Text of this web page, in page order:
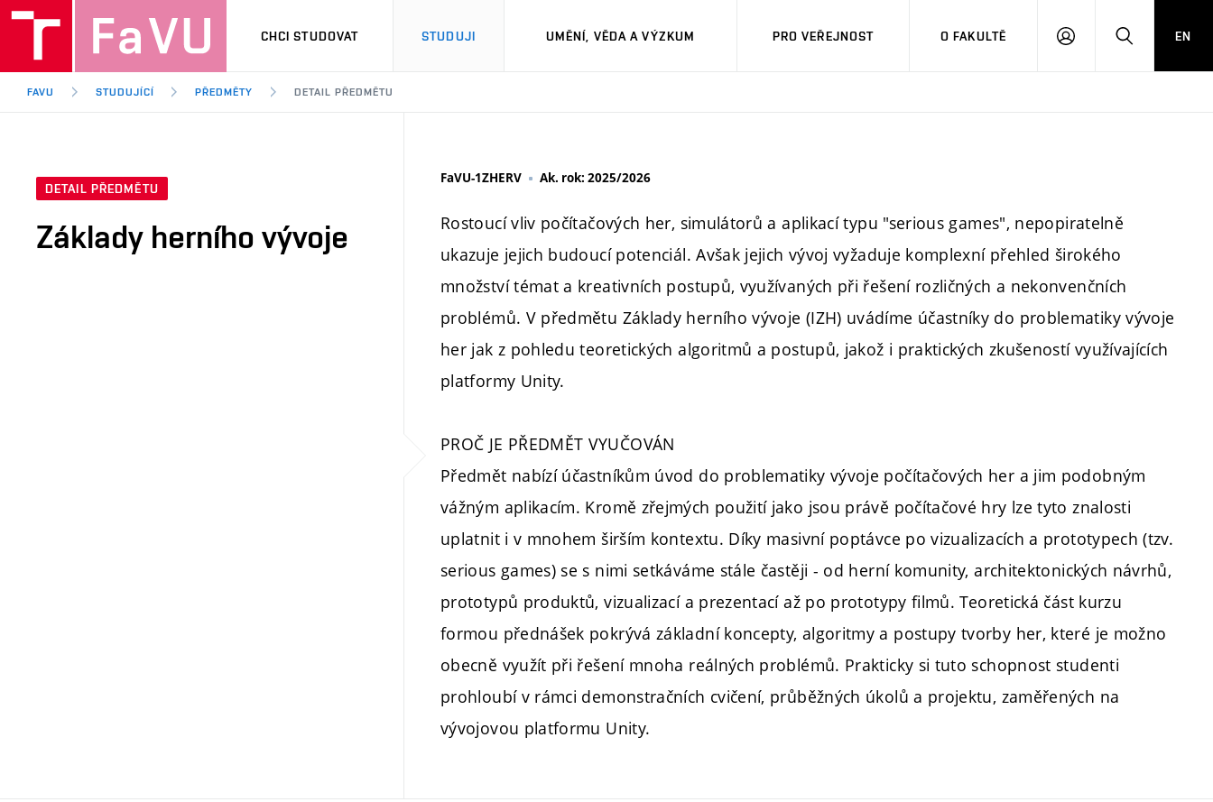
CHCI STUDOVAT STUDUJI UMĚNÍ, VĚDA A VÝZKUM PRO VEŘEJNOST O FAKULTĚ
PŘIHLÁSITHLEDAT
EN
FAVU STUDUJÍCÍ PŘEDMĚTY DETAIL PŘEDMĚTU
DETAIL PŘEDMĚTU
Základy herního vývoje
FaVU-1ZHERV Ak. rok: 2025/2026
Rostoucí vliv počítačových her, simulátorů a aplikací typu "serious games", nepopiratelně
ukazuje jejich budoucí potenciál. Avšak jejich vývoj vyžaduje komplexní přehled širokého
množství témat a kreativních postupů, využívaných při řešení rozličných a nekonvenčních
problémů. V předmětu Základy herního vývoje (IZH) uvádíme účastníky do problematiky vývoje
her jak z pohledu teoretických algoritmů a postupů, jakož i praktických zkušeností využívajících
platformy Unity.
PROČ JE PŘEDMĚT VYUČOVÁN
Předmět nabízí účastníkům úvod do problematiky vývoje počítačových her a jim podobným
vážným aplikacím. Kromě zřejmých použití jako jsou právě počítačové hry lze tyto znalosti
uplatnit i v mnohem širším kontextu. Díky masivní poptávce po vizualizacích a prototypech (tzv.
serious games) se s nimi setkáváme stále častěji - od herní komunity, architektonických návrhů,
prototypů produktů, vizualizací a prezentací až po prototypy filmů. Teoretická část kurzu
formou přednášek pokrývá základní koncepty, algoritmy a postupy tvorby her, které je možno
obecně využít při řešení mnoha reálných problémů. Prakticky si tuto schopnost studenti
prohloubí v rámci demonstračních cvičení, průběžných úkolů a projektu, zaměřených na
vývojovou platformu Unity.